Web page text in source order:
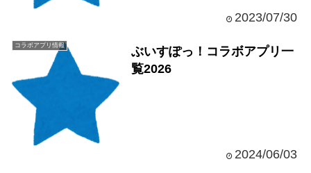
2023/07/30
コラボアプリ情報
ぶいすぽっ！コラボアプリ一
覧2026
2024/06/03